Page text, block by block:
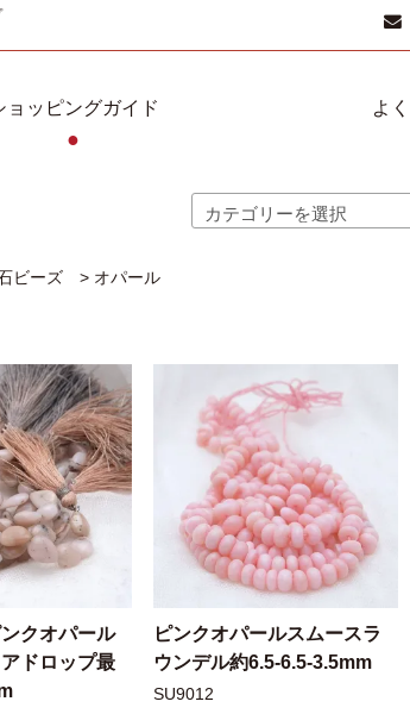
ョッピングガイド
●
よ
ビーズ > オパール
クオパール
ドロップ最
ピンクオパールスムースラ
ウンデル約6.5-6.5-3.5mm
SU9012